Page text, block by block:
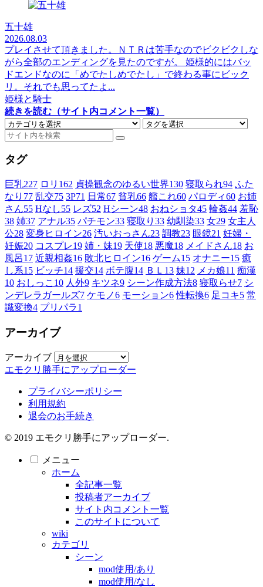
五十雄
2026.08.03
プレイさせて頂きました。ＮＴＲは苦手なのでビクビクしな
がら全部のエンディングを見たのですが。 姫様的にはバッ
ドエンドなのに「めでたしめでたし」で終わる事にビック
リ。それでも思ってたよ...
姫様と騎士
続きを読む（サイト内コメント一覧）
タグ
巨乳227 ロリ 162 貞操観念のゆるい世界130 寝取られ94 ふた
なり 77 乱交75 3P71 日常67 貧乳66 艦これ60 パロディ60 お姉
さん55 Hなし55 レズ52 Hシーン48 おねショタ45 輪姦44 羞恥
38 姉37 アナル35 パチモン33 寝取り 33 幼馴染33 女29 女主人
公28 変身ヒロイン26 汚いおっさん23 調教23 眼鏡21 妊婦・
妊娠20 コスプレ19 姉・妹19 天使18 悪魔18 メイドさん18 お
風呂17 近親相姦16 敗北ヒロイン16 ゲーム15 オナニー15 癒
し系15 ビッチ14 援交14 ボテ腹14 ＢＬ 13 妹12 メカ娘11 痴漢
10 おしっこ 10 人外9 キツネ9 シーン作成方法8 寝取らせ7 シ
ンデレラガールズ7 ケモノ6 モーション6 性転換6 足コキ5 常
識変換4 プリパラ1
アーカイブ
アーカイブ
エモクリ勝手にアップローダー
プライバシーポリシー
利用規約
退会のお手続き
© 2019 エモクリ勝手にアップローダー.
メニュー
ホーム
全記事一覧
投稿者アーカイブ
サイト内コメント一覧
このサイトについて
wiki
カテゴリ
シーン
mod使用/あり
mod使用/なし